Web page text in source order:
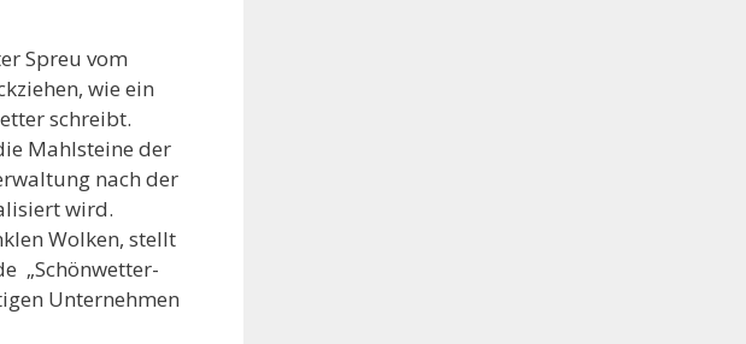
Spreu vom
wie ein
schreibt.
Mahlsteine der
nach der
wird.
Wolken, stellt
„Schönwetter-
Unternehmen